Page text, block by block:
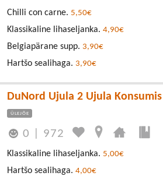
Chilli con carne. 5,50€
Klassikaline lihaseljanka. 4,90€
Belgiapärane supp. 3,90€
Hartšo sealihaga. 3,90€
DuNord Ujula 2 Ujula Konsumis
ÜLEJÕE
0 972
Klassikaline lihaseljanka. 5,00€
Hartšo sealihaga. 4,00€